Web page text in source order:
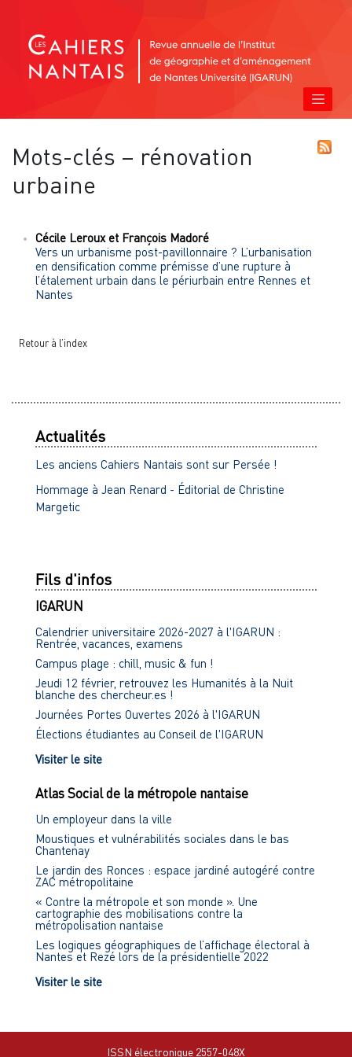
Mots-clés – rénovation
urbaine
Cécile Lerouxet François Madoré
Vers un urbanisme post-pavillonnaire ? L’urbanisation
en densification comme prémisse d’une rupture à
l’étalement urbain dans le périurbain entre Rennes et
Nantes
Retour à l’index
Actualités
Les anciens Cahiers Nantais sont sur Persée !
Hommage à Jean Renard - Éditorial de Christine
Margetic
Fils d'infos
IGARUN
Calendrier universitaire 2026-2027 à l'IGARUN :
Rentrée, vacances, examens
Campus plage : chill, music & fun !
Jeudi 12 février, retrouvez les Humanités à la Nuit
blanche des chercheur.es !
Journées Portes Ouvertes 2026 à l'IGARUN
Élections étudiantes au Conseil de l'IGARUN
Visiter le site
Atlas Social de la métropole nantaise
Un employeur dans la ville
Moustiques et vulnérabilités sociales dans le bas
Chantenay
Le jardin des Ronces : espace jardiné autogéré contre
ZAC métropolitaine
« Contre la métropole et son monde ». Une
cartographie des mobilisations contre la
métropolisation nantaise
Les logiques géographiques de l’affichage électoral à
Nantes et Rezé lors de la présidentielle 2022
Visiter le site
ISSN électronique 2557-048X